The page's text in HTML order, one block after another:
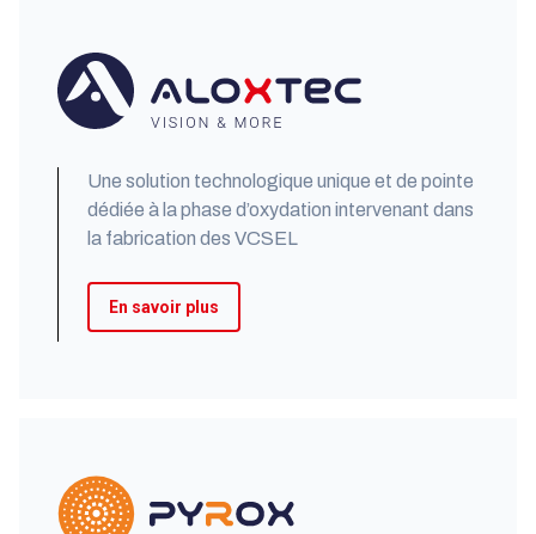
Une solution technologique unique et de pointe
dédiée à la phase d’oxydation intervenant dans
la fabrication des VCSEL​
En savoir plus